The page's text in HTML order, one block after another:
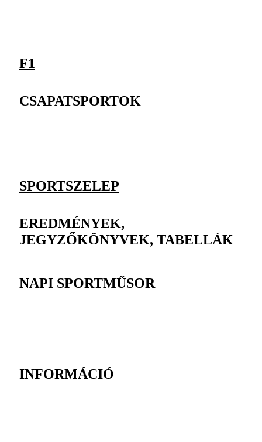
F1
CSAPATSPORTOK
SPORTSZELEP
EREDMÉNYEK,
JEGYZŐKÖNYVEK, TABELLÁK
NAPI SPORTMŰSOR
INFORMÁCIÓ